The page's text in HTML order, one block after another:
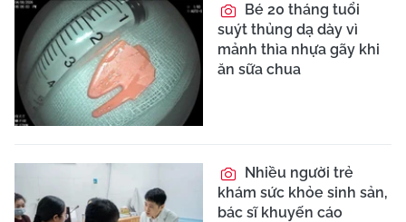
Bé 20 tháng tuổi
suýt thủng dạ dày vì
mảnh thìa nhựa gãy khi
ăn sữa chua
Nhiều người trẻ
khám sức khỏe sinh sản,
bác sĩ khuyến cáo